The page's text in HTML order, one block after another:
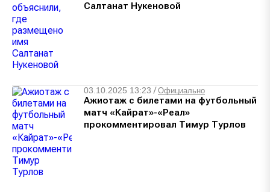
Салтанат Нукеновой
03.10.2025 13:23 /Официально
Ажиотаж с билетами на футбольный
матч «Кайрат»-«Реал»
прокомментировал Тимур Турлов